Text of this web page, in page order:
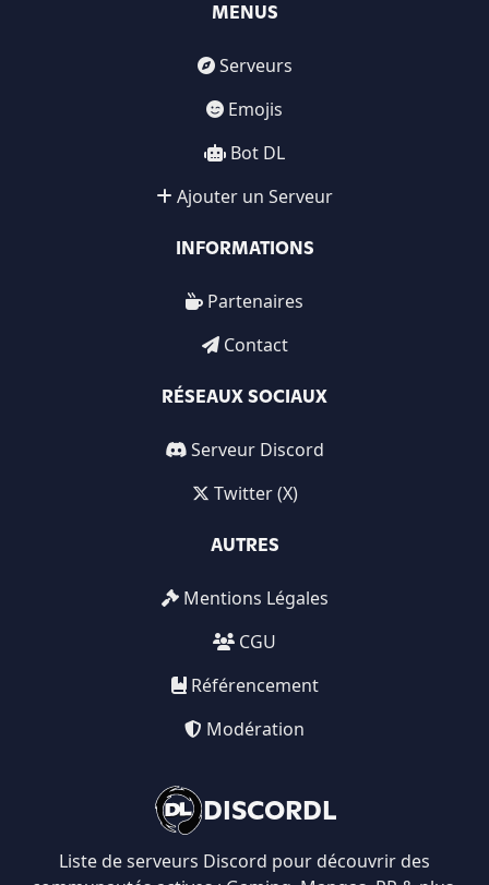
DISCORDL
Liste de serveurs Discord pour découvrir des
MENUS
Serveurs
Emojis
Bot DL
Ajouter un Serveur
INFORMATIONS
Partenaires
Contact
RÉSEAUX SOCIAUX
Serveur Discord
Twitter (X)
AUTRES
Mentions Légales
CGU
Référencement
Modération